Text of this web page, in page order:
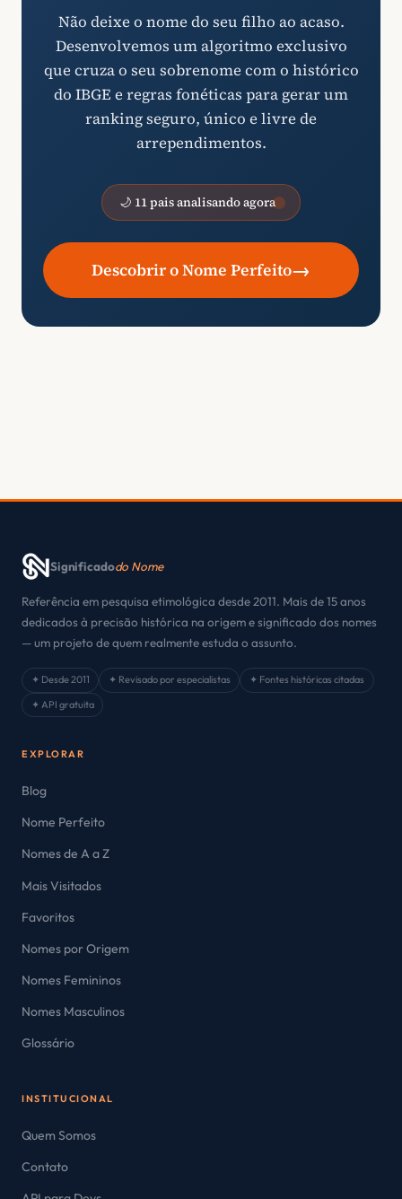
Não deixe o nome do seu filho ao acaso.
Desenvolvemos um algoritmo exclusivo
que cruza o seu sobrenome com o histórico
do IBGE e regras fonéticas para gerar um
ranking seguro, único e livre de
arrependimentos.
🌙 11 pais analisando agora
Descobrir o Nome Perfeito→
Significadodo Nome
Referência em pesquisa etimológica desde 2011. Mais de 15 anos
dedicados à precisão histórica na origem e significado dos nomes
— um projeto de quem realmente estuda o assunto.
✦ Desde 2011 ✦ Revisado por especialistas
✦ Fontes históricas citadas
✦ API gratuita
EXPLORAR
Blog
Nome Perfeito
Nomes de A a Z
Mais Visitados
Favoritos
Nomes por Origem
Nomes Femininos
Nomes Masculinos
Glossário
INSTITUCIONAL
Quem Somos
Contato